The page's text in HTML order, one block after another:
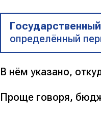
определённый
В нём указано,
Проще говоря,